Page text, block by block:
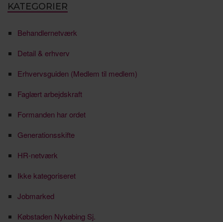
KATEGORIER
Behandlernetværk
Detail & erhverv
Erhvervsguiden (Medlem til medlem)
Faglært arbejdskraft
Formanden har ordet
Generationsskifte
HR-netværk
Ikke kategoriseret
Jobmarked
Købstaden Nykøbing Sj.